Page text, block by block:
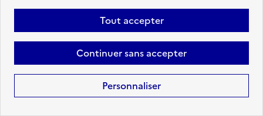
Tout accepter
Continuer sans accepter
Personnaliser
Localisation :
Eure(27)
Fonction publique :
Fonction publique Territoriale
Employeur :
Etablissements publics de coopération
intercommunale